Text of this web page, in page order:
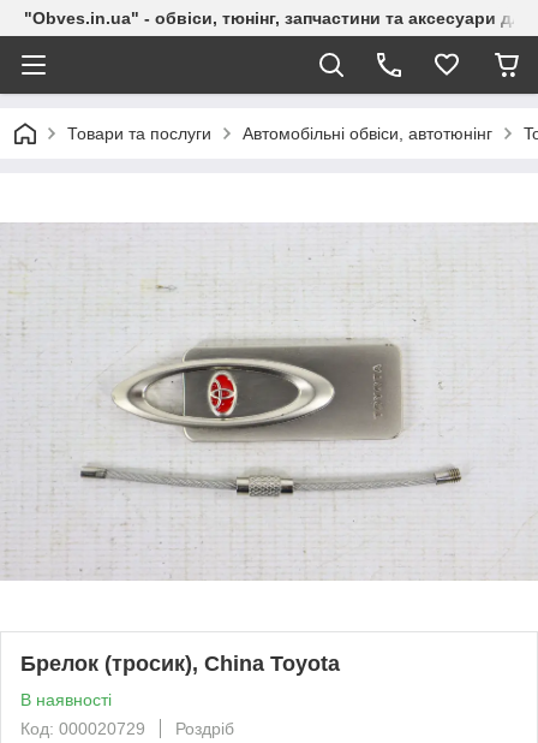
"Obves.in.ua" - обвіси, тюнінг, запчастини та аксесуари
Товари та послуги Автомобільні обвіси, автотюнінг
Брелок (тросик), China Toyota
В наявності
Код: 000020729
Роздріб